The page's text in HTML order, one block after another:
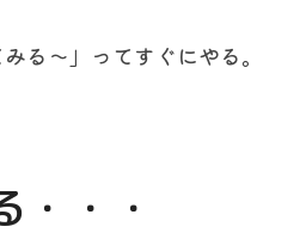
る～」ってすぐにやる。
・・・